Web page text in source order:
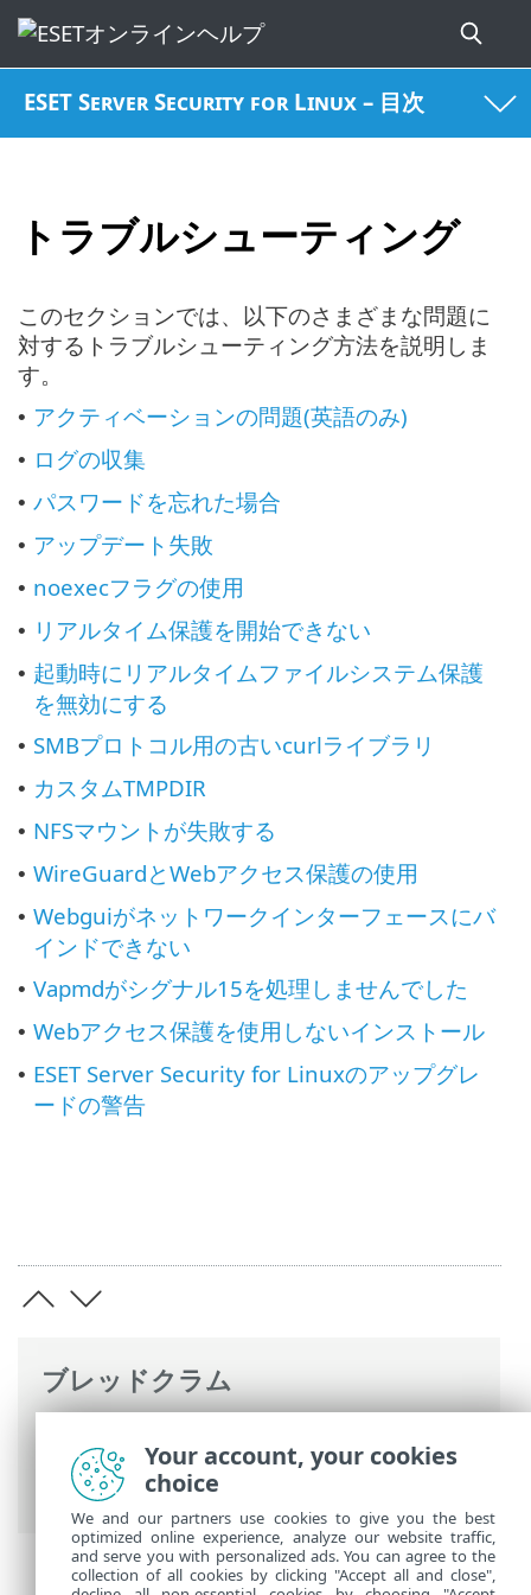
ESET Server Security for Linux – 目次
トラブルシューティング
ブレッドクラム
Security for Linux>トラブルシューティン
このセクションでは、以下のさまざまな問題に
対するトラブルシューティング方法を説明しま
す。
• アクティベーションの問題(英語のみ)
• ログの収集
• パスワードを忘れた場合
• アップデート失敗
• noexecフラグの使用
• リアルタイム保護を開始できない
• 起動時にリアルタイムファイルシステム保護
を無効にする
• SMBプロトコル用の古いcurlライブラリ
• カスタムTMPDIR
• NFSマウントが失敗する
• WireGuardとWebアクセス保護の使用
• Webguiがネットワークインターフェースにバ
インドできない
• Vapmdがシグナル15を処理しませんでした
• Webアクセス保護を使用しないインストール
• ESET Server Security for Linuxのアップグレ
ードの警告
Your account, your cookies
choice
We and our partners use cookies to give you the best
optimized online experience, analyze our website traffic,
and serve you with personalized ads. You can agree to the
collection of all cookies by clicking "Accept all and close",